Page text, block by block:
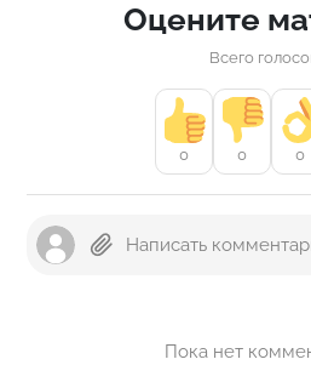
Оцените
Всего
0 0 0
Пока нет